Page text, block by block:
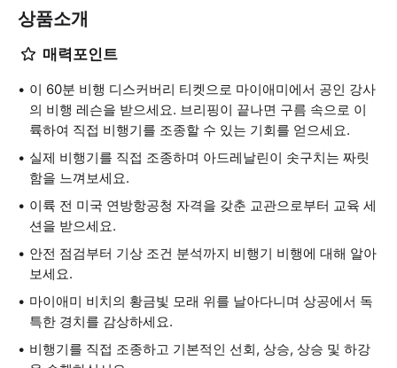
상품소개
매력포인트
이 60분 비행 디스커버리 티켓으로 마이애미에서 공인 강사
의 비행 레슨을 받으세요. 브리핑이 끝나면 구름 속으로 이
륙하여 직접 비행기를 조종할 수 있는 기회를 얻으세요.
실제 비행기를 직접 조종하며 아드레날린이 솟구치는 짜릿
함을 느껴보세요.
이륙 전 미국 연방항공청 자격을 갖춘 교관으로부터 교육 세
션을 받으세요.
안전 점검부터 기상 조건 분석까지 비행기 비행에 대해 알아
보세요.
마이애미 비치의 황금빛 모래 위를 날아다니며 상공에서 독
특한 경치를 감상하세요.
비행기를 직접 조종하고 기본적인 선회, 상승, 상승 및 하강